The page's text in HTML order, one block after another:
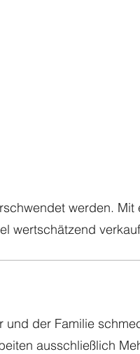
werden.
wertschätzend
der Familie
ausschließlich